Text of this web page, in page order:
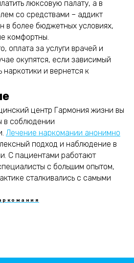
люксовую палату, а в
со средствами – аддикт
в более бюджетных условиях,
комфортны.
оплата за услуги врачей и
окупятся, если зависимый
наркотики и вернется к
центр Гармония жизни вы
в соблюдении
Лечение наркомании анонимно
подход и наблюдение в
С пациентами работают
с большим опытом,
сталкивались с самыми